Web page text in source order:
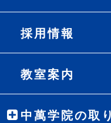
採用情報
教室案内
中萬学院の取